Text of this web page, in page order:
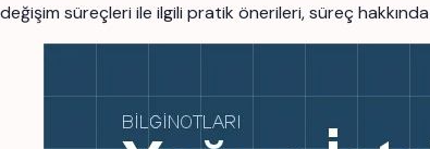
değişim süreçleri ile ilgili pratik önerileri, süreç